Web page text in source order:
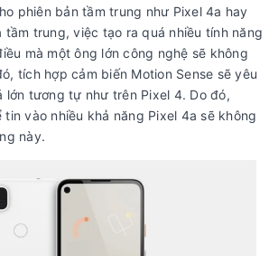
phiên bản tầm trung như Pixel 4a hay
trung, việc tạo ra quá nhiều tính năng
mà một ông lớn công nghệ sẽ không
tích hợp cảm biến Motion Sense sẽ yêu
lớn tương tự như trên Pixel 4. Do đó,
vào nhiều khả năng Pixel 4a sẽ không
này.